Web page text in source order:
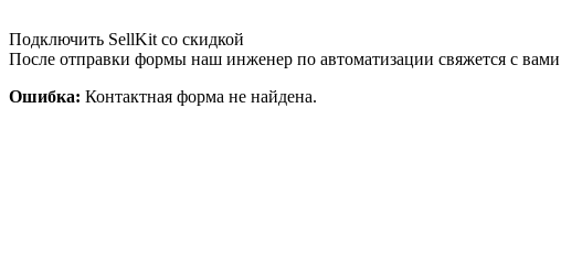
Подключить SellKit со скидкой
После отправки формы наш инженер по автоматизации свяжется с вами
Ошибка: Контактная форма не найдена.